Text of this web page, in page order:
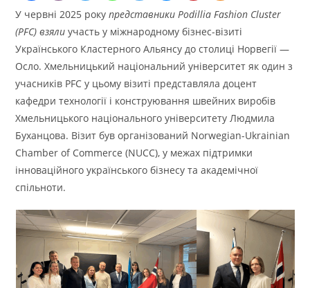
У червні 2025 рокупредставники Podillia Fashion Cluster
(PFC) взяли участь у міжнародному бізнес-візиті
Українського Кластерного Альянсу до столиці Норвегії —
Осло. Хмельницький національний університет як один з
учасників PFC у цьому візиті представляла доцент
кафедри технології і конструювання швейних виробів
Хмельницького національного університету Людмила
Буханцова. Візит був організований Norwegian-Ukrainian
Chamber of Commerce (NUCC), у межах підтримки
інноваційного українського бізнесу та академічної
спільноти.